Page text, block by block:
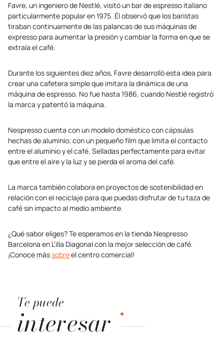
Favre, un ingeniero de Nestlé, visitó un bar de espresso italiano
particularmente popular en 1975. Él observó que los baristas
tiraban continuamente de las palancas de sus máquinas de
expresso para aumentar la presión y cambiar la forma en que se
extraía el café.
Durante los siguientes diez años, Favre desarrolló esta idea para
crear una cafetera simple que imitara la dinámica de una
máquina de espresso. No fue hasta 1986, cuando Nestlé registró
la marca y patentó la máquina.
Nespresso cuenta con un modelo doméstico con cápsulas
hechas de aluminio; con un pequeño film que limita el contacto
entre el aluminio y el café. Selladas perfectamente para evitar
que entre el aire y la luz y se pierda el aroma del café.
La marca también colabora en proyectos de sostenibilidad en
relación con el reciclaje para que puedas disfrutar de tu taza de
café sin impacto al medio ambiente.
¿Qué sabor eliges? Te esperamos en la tienda Nespresso
Barcelona en L’illa Diagonal con la mejor selección de café.
¡Conoce mássobreel centro comercial!
Te puede
interesar